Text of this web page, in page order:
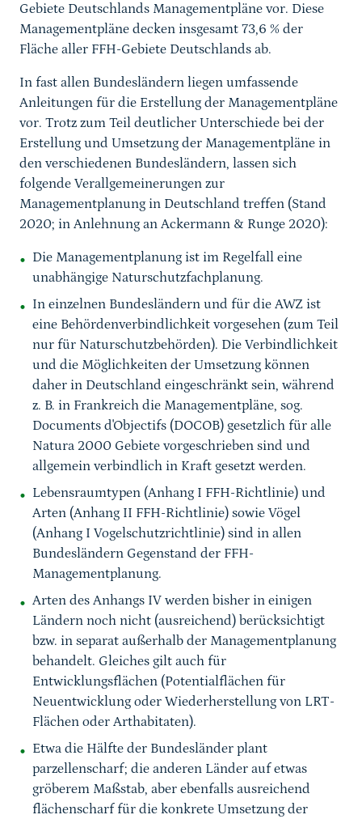
Gebiete Deutschlands Managementpläne vor. Diese
Managementpläne decken insgesamt 73,6 % der
Fläche aller FFH-Gebiete Deutschlands ab.
In fast allen Bundesländern liegen umfassende
Anleitungen für die Erstellung der Managementpläne
vor. Trotz zum Teil deutlicher Unterschiede bei der
Erstellung und Umsetzung der Managementpläne in
den verschiedenen Bundesländern, lassen sich
folgende Verallgemeinerungen zur
Managementplanung in Deutschland treffen (Stand
2020; in Anlehnung an Ackermann & Runge 2020):
Die Managementplanung ist im Regelfall eine
unabhängige Naturschutzfachplanung.
In einzelnen Bundesländern und für die AWZ ist
eine Behördenverbindlichkeit vorgesehen (zum Teil
nur für Naturschutzbehörden). Die Verbindlichkeit
und die Möglichkeiten der Umsetzung können
daher in Deutschland eingeschränkt sein, während
z. B. in Frankreich die Managementpläne, sog.
Documents d'Objectifs (DOCOB) gesetzlich für alle
Natura 2000 Gebiete vorgeschrieben sind und
allgemein verbindlich in Kraft gesetzt werden.
Lebensraumtypen (Anhang I FFH-Richtlinie) und
Arten (Anhang II FFH-Richtlinie) sowie Vögel
(Anhang I Vogelschutzrichtlinie) sind in allen
Bundesländern Gegenstand der FFH-
Managementplanung.
Arten des Anhangs IV werden bisher in einigen
Ländern noch nicht (ausreichend) berücksichtigt
bzw. in separat außerhalb der Managementplanung
behandelt. Gleiches gilt auch für
Entwicklungsflächen (Potentialflächen für
Neuentwicklung oder Wiederherstellung von LRT-
Flächen oder Arthabitaten).
Etwa die Hälfte der Bundesländer plant
parzellenscharf; die anderen Länder auf etwas
gröberem Maßstab, aber ebenfalls ausreichend
flächenscharf für die konkrete Umsetzung der